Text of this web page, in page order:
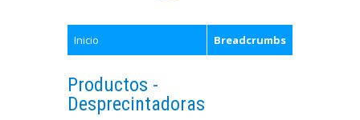
Inicio Breadcrumbs
Productos -
Desprecintadoras